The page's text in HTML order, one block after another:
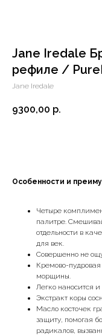
Jane Iredale
рефиле /
Jane Iredale
9300,00 р.
Особенности и
Четыре
палитре.
отдельности в
для век.
Совершенно не
Кремово-
морщины.
Легко наносится
Экстракт коры
Масло косточек
защиту, помогая
радикалов,